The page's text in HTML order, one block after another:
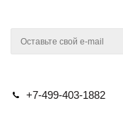
+7-499-403-1882